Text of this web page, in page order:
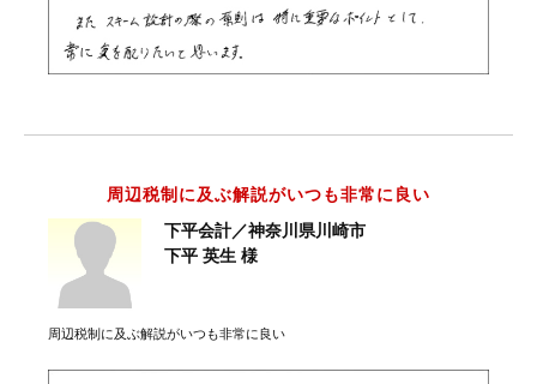
周辺税制に及ぶ解説がいつも非常に良い
下平会計／神奈川県川崎市
下平 英生 様
周辺税制に及ぶ解説がいつも非常に良い